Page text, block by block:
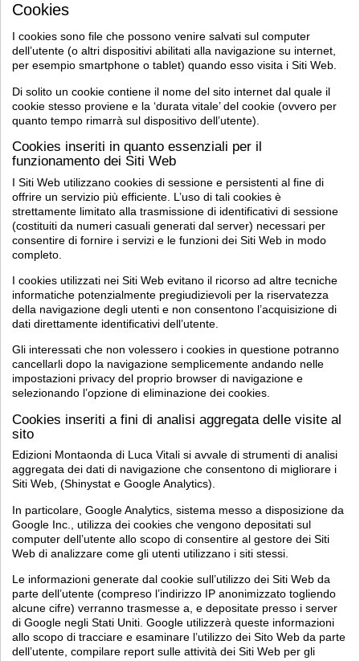
Cookies
I cookies sono file che possono venire salvati sul computer
dell’utente (o altri dispositivi abilitati alla navigazione su internet,
per esempio smartphone o tablet) quando esso visita i Siti Web.
Di solito un cookie contiene il nome del sito internet dal quale il
cookie stesso proviene e la ‘durata vitale’ del cookie (ovvero per
quanto tempo rimarrà sul dispositivo dell’utente).
Cookies inseriti in quanto essenziali per il
funzionamento dei Siti Web
I Siti Web utilizzano cookies di sessione e persistenti al fine di
offrire un servizio più efficiente. L’uso di tali cookies è
strettamente limitato alla trasmissione di identificativi di sessione
(costituiti da numeri casuali generati dal server) necessari per
consentire di fornire i servizi e le funzioni dei Siti Web in modo
completo.
I cookies utilizzati nei Siti Web evitano il ricorso ad altre tecniche
informatiche potenzialmente pregiudizievoli per la riservatezza
della navigazione degli utenti e non consentono l’acquisizione di
dati direttamente identificativi dell’utente.
Gli interessati che non volessero i cookies in questione potranno
cancellarli dopo la navigazione semplicemente andando nelle
impostazioni privacy del proprio browser di navigazione e
selezionando l’opzione di eliminazione dei cookies.
Cookies inseriti a fini di analisi aggregata delle visite al
sito
Edizioni Montaonda di Luca Vitali si avvale di strumenti di analisi
aggregata dei dati di navigazione che consentono di migliorare i
Siti Web, (Shinystat e Google Analytics).
In particolare, Google Analytics, sistema messo a disposizione da
Google Inc., utilizza dei cookies che vengono depositati sul
computer dell’utente allo scopo di consentire al gestore dei Siti
Web di analizzare come gli utenti utilizzano i siti stessi.
Le informazioni generate dal cookie sull’utilizzo dei Siti Web da
parte dell’utente (compreso l’indirizzo IP anonimizzato togliendo
alcune cifre) verranno trasmesse a, e depositate presso i server
di Google negli Stati Uniti. Google utilizzerà queste informazioni
allo scopo di tracciare e esaminare l’utilizzo dei Sito Web da parte
dell’utente, compilare report sulle attività dei Siti Web per gli